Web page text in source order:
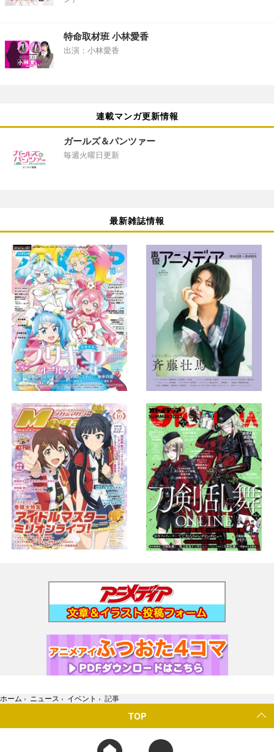
特命取材班 小林愛香
出演：小林愛香
連載マンガ更新情報
ガールズ＆パンツァー
毎週火曜日更新
最新雑誌情報
ホーム › ニュース › イベント › 記事
TOP